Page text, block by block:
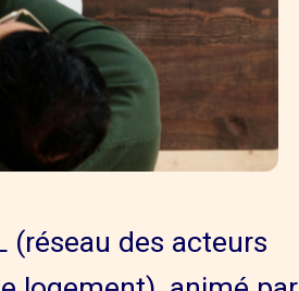
(réseau des acteurs